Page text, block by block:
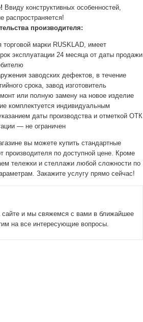
Ввиду конструктивных особенностей,
распространяется!
производителя:
торговой марки RUSKLAD, имеет
эксплуатации 24 месяца от даты продажи
заводских дефектов, в течение
срока, завод изготовитель
или полную замену на новое изделие
комплектуется индивидуальным
даты производства и отметкой ОТК
— не ограничен
вы можете купить стандартные
производителя по доступной цене. Кроме
тележки и стеллажи любой сложности по
Закажите услугу прямо сейчас!
и мы свяжемся с вами в ближайшее
на все интересующие вопросы.